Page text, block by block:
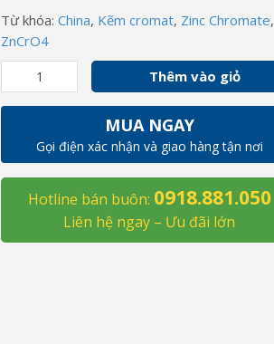
Từ khóa: China, Kẽm cromat, Zinc Chromate,
ZnCrO4
Zinc
Chromate
ZnCrO4,
China,
25kg/bao
lượng
Thêm vào giỏ
MUA NGAY
Gọi điện xác nhận và giao hàng tận nơi
Hotline bán buôn: 0918.881.050
Liên hệ ngay – Ưu đãi lớn